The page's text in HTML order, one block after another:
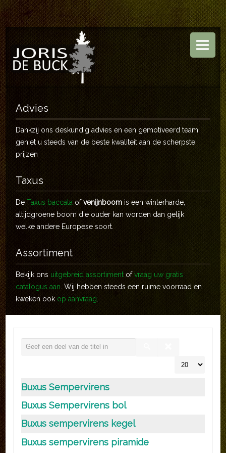
HOME
BOOMKWEKERIJ
TUINEN
ASSORTIMENT
CONTACT
Advies
Dankzij ons deskundig advies en een gemotiveerd team
geniet u steeds van de beste kwaliteit aan de scherpste
prijzen
Taxus
DeTaxus baccata ofvenijnboom is een winterharde,
altijdgroene boom die ouder kan worden dan gelijk
welke andere Europese soort.
Assortiment
Bekijk ons uitgebreid assortiment ofvraag uw gratis
catalogus aan . Wij hebben steeds een ruime voorraad en
kweken ook op aanvraag
Buxus Sempervirens
Buxus Sempervirens bol
Buxus sempervirens kegel
Buxus sempervirens piramide